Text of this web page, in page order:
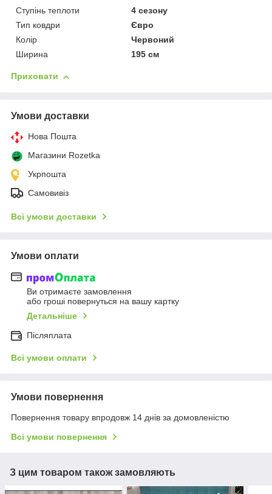
Ступінь теплоти
4 сезону
Тип ковдри
Євро
Колір
Червоний
Ширина
195 см
Приховати
Умови доставки
Нова Пошта
Магазини Rozetka
Укрпошта
Самовивіз
Всі умови доставки
Умови оплати
Ви отримаєте замовлення
або гроші повернуться на вашу картку
Детальніше
Післяплата
Всі умови оплати
Умови повернення
Повернення товару впродовж 14 днів за домовленістю
Всі умови повернення
З цим товаром також замовляють